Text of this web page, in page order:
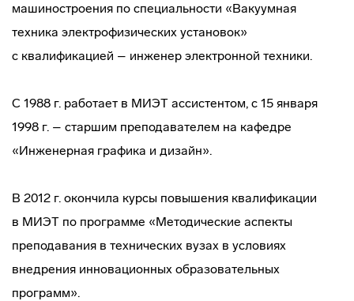
машиностроения по специальности «Вакуумная
техника электрофизических установок»
с квалификацией – инженер электронной техники.
С 1988 г. работает в МИЭТ ассистентом, с 15 января
1998 г. – старшим преподавателем на кафедре
«Инженерная графика и дизайн».
В 2012 г. окончила курсы повышения квалификации
в МИЭТ по программе «Методические аспекты
преподавания в технических вузах в условиях
внедрения инновационных образовательных
программ».